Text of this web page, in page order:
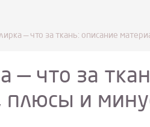
— что за ткань: описание
— что за
плюсы и